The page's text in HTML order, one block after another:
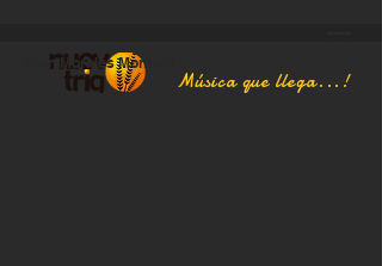
Música que llega...!
Juan Morales Montero